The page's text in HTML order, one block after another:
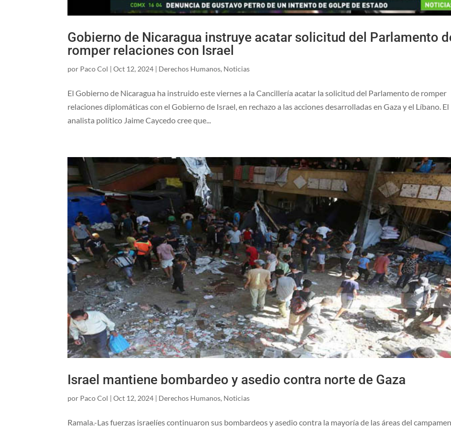
Gobierno de Nicaragua instruye acatar solicitud del Parlamento
romper relaciones con Israel
por Paco Col |Oct 12, 2024 | Derechos Humanos, Noticias
El Gobierno de Nicaragua ha instruido este viernes a la Cancillería acatar la solicitud del Parlamento de romper
relaciones diplomáticas con el Gobierno de Israel, en rechazo a las acciones desarrolladas en Gaza y el Líbano. El
analista político Jaime Caycedo cree que...
Israel mantiene bombardeo y asedio contra norte de Gaza
por Paco Col |Oct 12, 2024 Derechos Humanos, Noticias
Ramala.-Las fuerzas israelíes continuaron sus bombardeos y asedio contra la mayoría de las áreas del